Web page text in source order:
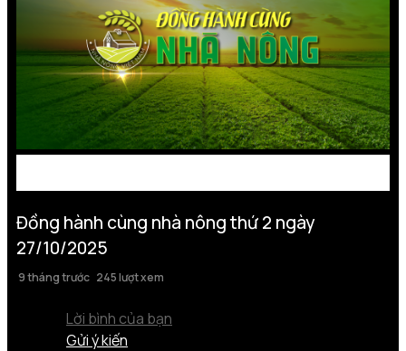
Đồng hành cùng nhà nông thứ 2 ngày
27/10/2025
9 tháng trước 245 lượt xem
Lời bình của bạn
Gửi ý kiến